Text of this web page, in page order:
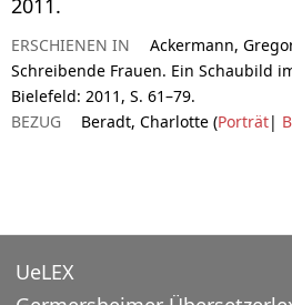
ERSCHIENEN IN
Ackermann,
Schreibende Frauen. Ein Schaubild
Bielefeld: 2011, S. 61–79.
BEZUG
Beradt, Charlotte (Porträt|
UeLEX